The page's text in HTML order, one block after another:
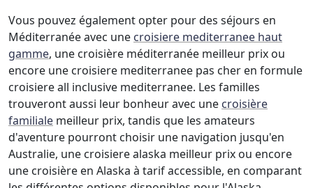
Vous pouvez également opter pour des séjours en
Méditerranée avec une croisiere mediterranee haut
gamme, une croisière méditerranée meilleur prix ou
encore une croisiere mediterranee pas cher en formule
croisiere all inclusive mediterranee. Les familles
trouveront aussi leur bonheur avec une croisière
familiale meilleur prix, tandis que les amateurs
d'aventure pourront choisir une navigation jusqu'en
Australie, une croisiere alaska meilleur prix ou encore
une croisière en Alaska à tarif accessible, en comparant